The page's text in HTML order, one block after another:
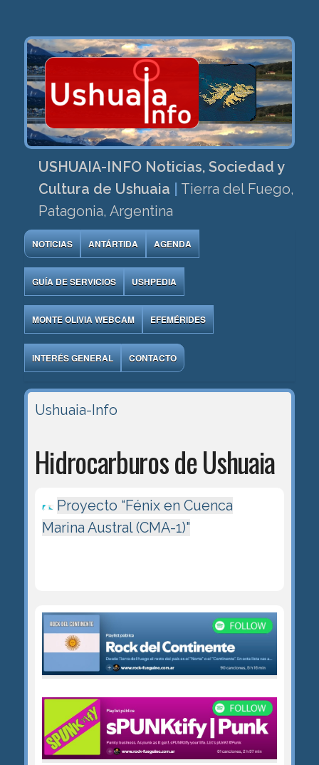
USHUAIA-INFO Noticias, Sociedad y
Cultura de Ushuaia
Tierra del Fuego,
Patagonia, Argentina
NOTICIAS ANTÁRTIDA AGENDA
GUÍA DE SERVICIOS USHPEDIA
MONTE OLIVIA WEBCAM EFEMÉRIDES
INTERÉS GENERAL CONTACTO
Ushuaia-Info
Hidrocarburos de Ushuaia
Proyecto “Fénix en Cuenca
Marina Austral (CMA-1)"